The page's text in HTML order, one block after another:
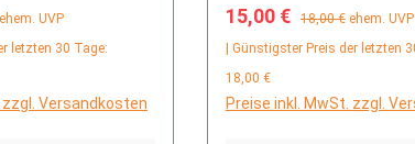
Preis:
ehem. UVP
letzten 30 Tage:
zzgl. Versandkosten
Verkaufspreis:
15,00 € Regulärer Preis:
18,00 € ehem. UVP
| Günstigster Preis der letzten
18,00 €
Preise inkl. MwSt. zzgl.